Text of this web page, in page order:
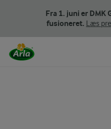
Fra 1. juni er DMK
fusioneret. Læs